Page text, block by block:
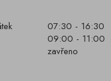
07:30 - 16:30
09:00 - 11:00
zavřeno